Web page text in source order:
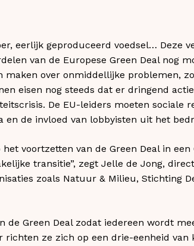
eerlijk geproduceerd voedsel… Deze
van de Europese Green Deal nog
over onmiddellijke problemen,
eisen nog steeds dat er dringend
De EU-leiders moeten sociale
de invloed van lobbyisten uit het
voortzetten van de Green Deal in een
transitie”, zegt Jelle de Jong,
zoals Natuur & Milieu, Stichting
de Green Deal zodat iedereen wordt
richten ze zich op een drie-eenheid